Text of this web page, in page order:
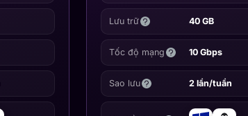
Lưu trữ 40 GB
Tốc độ mạng 10 Gbps
Sao lưu 2 lần/tuần